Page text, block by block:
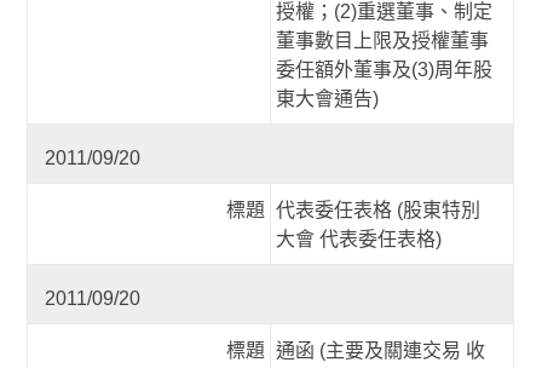
授權；(2)重選董事、制定
董事數目上限及授權董事
委任額外董事及(3)周年股
東大會通告)
2011/09/20
標題
代表委任表格 (股東特別
大會 代表委任表格)
2011/09/20
標題
通函 (主要及關連交易 收